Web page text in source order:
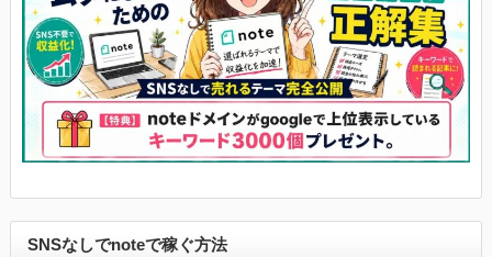
SNSなしでnoteで稼ぐ方法